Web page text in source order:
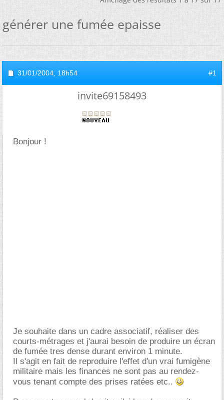
générer une fumée epaisse
31/01/2004, 18h54 #1
invite69158493
Bonjour !
Je souhaite dans un cadre associatif, réaliser des
courts-métrages et j'aurai besoin de produire un écran
de fumée tres dense durant environ 1 minute.
Il s'agit en fait de reproduire l'effet d'un vrai fumigène
militaire mais les finances ne sont pas au rendez-
vous tenant compte des prises ratées etc..